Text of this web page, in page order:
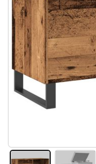
#sharemevidaxl